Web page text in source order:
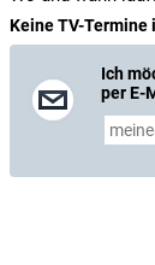
Keine TV-Termine
Ich
per E-